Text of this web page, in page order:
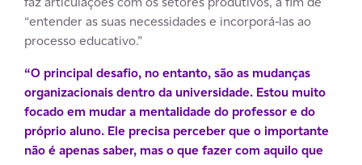
“entender as suas necessidades e incorporá-las ao
processo educativo.”
“O principal desafio, no entanto, são as mudanças
organizacionais dentro da universidade. Estou muito
focado em mudar a mentalidade do professor e do
próprio aluno. Ele precisa perceber que o importante
não é apenas saber, mas o que fazer com aquilo que